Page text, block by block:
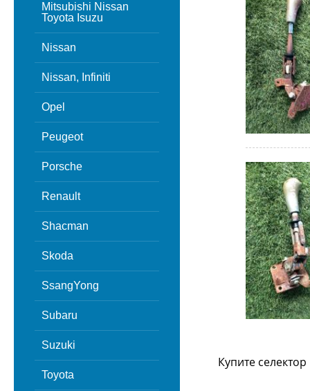
Mitsubishi Nissan
Toyota Isuzu
Nissan
Nissan, Infiniti
Opel
Peugeot
Porsche
Renault
Shacman
Skoda
SsangYong
Subaru
Suzuki
Toyota
Купите